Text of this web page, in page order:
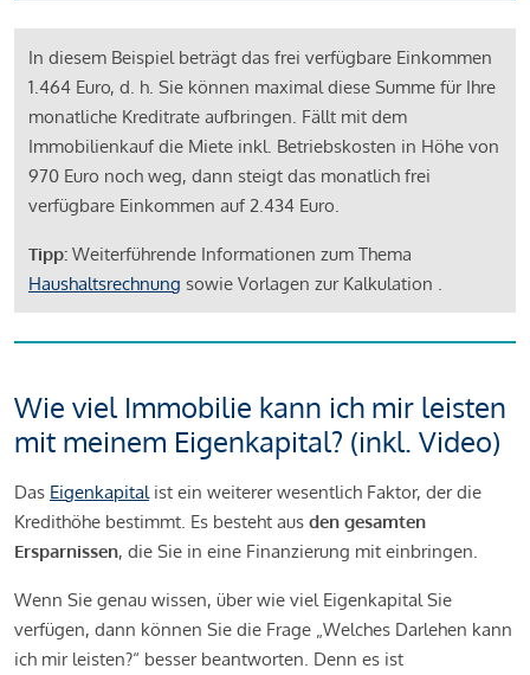
In diesem Beispiel beträgt das frei verfügbare Einkommen
1.464 Euro, d. h. Sie können maximal diese Summe für Ihre
monatliche Kreditrate aufbringen. Fällt mit dem
Immobilienkauf die Miete inkl. Betriebskosten in Höhe von
970 Euro noch weg, dann steigt das monatlich frei
verfügbare Einkommen auf 2.434 Euro.
Tipp: Weiterführende Informationen zum Thema
Haushaltsrechnung sowie Vorlagen zur Kalkulation .
Wie viel Immobilie kann ich mir leisten
mit meinem Eigenkapital? (inkl. Video)
Das Eigenkapitalist ein weiterer wesentlich Faktor, der die
Kredithöhe bestimmt. Es besteht aus den gesamten
Ersparnissen, die Sie in eine Finanzierung mit einbringen.
Wenn Sie genau wissen, über wie viel Eigenkapital Sie
verfügen, dann können Sie die Frage „Welches Darlehen kann
ich mir leisten?“ besser beantworten. Denn es ist